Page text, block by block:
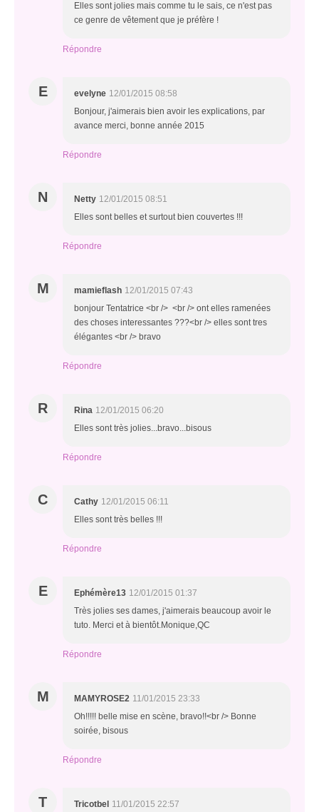
Elles sont jolies mais comme tu le sais, ce n'est pas
ce genre de vêtement que je préfère !
Répondre
E evelyne 12/01/2015 08:58
Bonjour, j'aimerais bien avoir les explications, par
avance merci, bonne année 2015
Répondre
N Netty 12/01/2015 08:51
Elles sont belles et surtout bien couvertes !!!
Répondre
M mamieflash 12/01/2015 07:43
bonjour Tentatrice <br /> <br /> ont elles ramenées
des choses interessantes ???<br /> elles sont tres
élégantes <br /> bravo
Répondre
R Rina 12/01/2015 06:20
Elles sont très jolies...bravo...bisous
Répondre
C Cathy 12/01/2015 06:11
Elles sont très belles !!!
Répondre
E Ephémère13 12/01/2015 01:37
Très jolies ses dames, j'aimerais beaucoup avoir le
tuto. Merci et à bientôt.Monique,QC
Répondre
M MAMYROSE2 11/01/2015 23:33
Oh!!!!! belle mise en scène, bravo!!<br /> Bonne
soirée, bisous
Répondre
T Tricotbel 11/01/2015 22:57